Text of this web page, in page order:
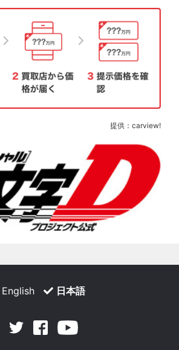
提供：carview!
English 日本語
Twitter Facebook